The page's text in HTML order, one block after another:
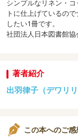
シンプルなリネン・
トに仕上げているの
したい1冊です。
社団法人日本図書館協
著者紹介
出羽律子（デワリ
この本へのご